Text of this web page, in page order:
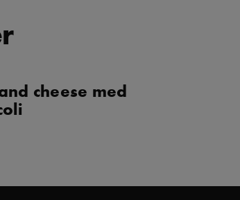
cheese med